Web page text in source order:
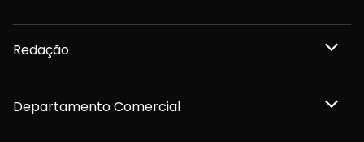
Redação
Departamento Comercial